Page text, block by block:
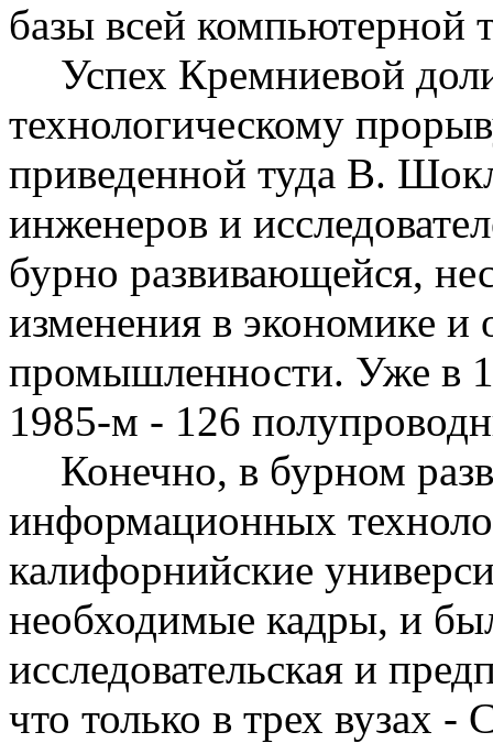
базы всей компьютерной
Успех Кремниевой
технологическому
приведенной туда В.
инженеров и
бурно развивающейся,
изменения в экономике и
промышленности. Уже в
1985-м - 126
Конечно, в бурном
информационных
калифорнийские
необходимые кадры, и
исследовательская и
что только в трех вузах -